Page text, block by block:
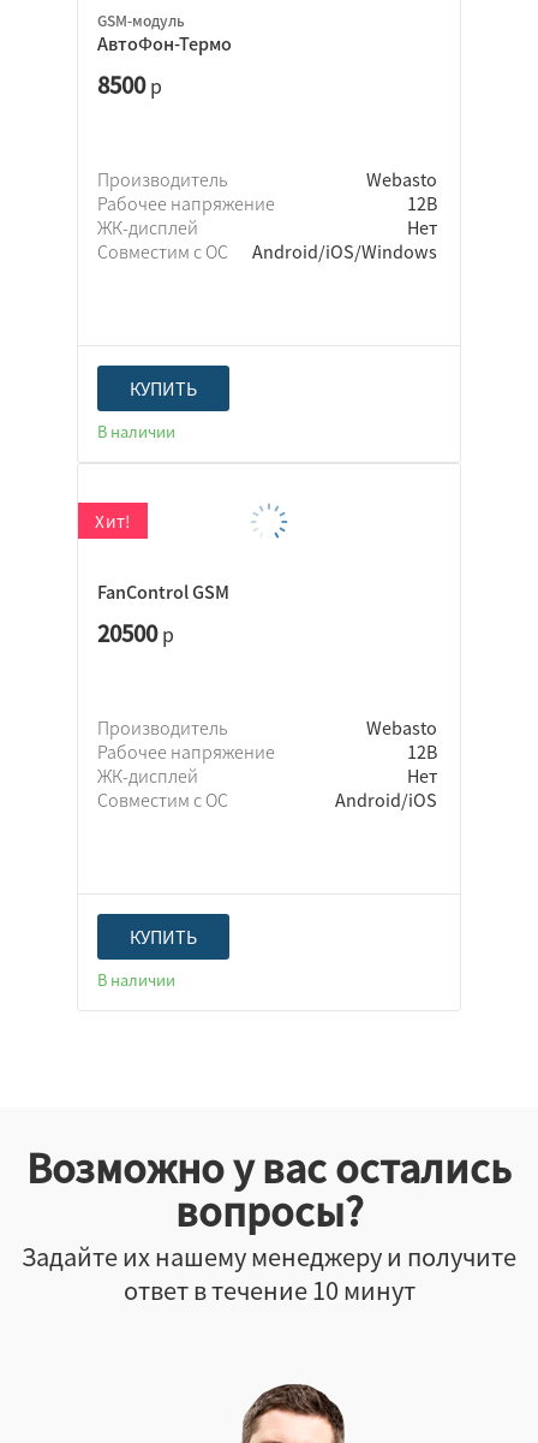
GSM-модуль
АвтоФон-Термо
8500р
Производитель
Webasto
Рабочее напряжение
12В
ЖК-дисплей
Нет
Совместим с ОС
Android/iOS/Windows
КУПИТЬ
В наличии
FanControl GSM
20500р
Производитель
Webasto
Рабочее напряжение
12В
ЖК-дисплей
Нет
Совместим с ОС
Android/iOS
КУПИТЬ
В наличии
Возможно у вас остались
вопросы?
Задайте их нашему менеджеру и получите
ответ в течение 10 минут